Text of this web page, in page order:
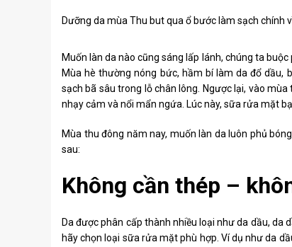
Dưỡng da mùa Thu but qua ổ bước làm sạch chính
Muốn làn da nào cũng sáng lấp lánh, chúng ta
Mùa hè thường nóng bức, hầm bí làm da đổ
sạch bã sâu trong lỗ chân lông. Ngược lại, vào
nhạy cảm và nổi mẩn ngứa. Lúc này, sữa rửa mặt
Mùa thu đông năm nay, muốn làn da luôn phủ
sau:
Không cần thép –
Da được phân cấp thành nhiều loại như da dầu, da
hãy chọn loại sữa rửa mặt phù hợp. Ví dụ như da